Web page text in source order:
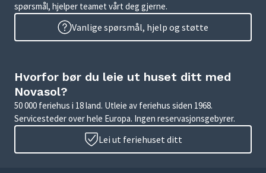
spørsmål, hjelper teamet vårt deg gjerne.
Vanlige spørsmål, hjelp og støtte
Hvorfor bør du leie ut huset ditt med
Novasol?
50 000 feriehus i 18 land. Utleie av feriehus siden 1968.
Servicesteder over hele Europa. Ingen reservasjonsgebyrer.
Lei ut feriehuset ditt